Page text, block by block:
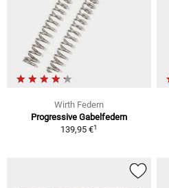
Wirth Federn
Progressive Gabelfedern
139,95 €1